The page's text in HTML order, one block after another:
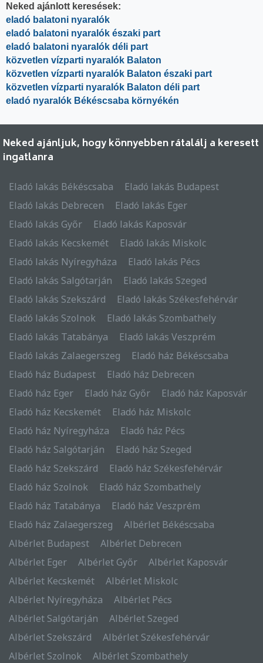
Neked ajánlott keresések:
eladó balatoni nyaralók
eladó balatoni nyaralók északi part
eladó balatoni nyaralók déli part
közvetlen vízparti nyaralók Balaton
közvetlen vízparti nyaralók Balaton északi part
közvetlen vízparti nyaralók Balaton déli part
eladó nyaralók Békéscsaba környékén
Neked ajánljuk, hogy könnyebben rátalálj a keresett
ingatlanra
Eladó lakás Békéscsaba
Eladó lakás Budapest
Eladó lakás Debrecen
Eladó lakás Eger
Eladó lakás Győr
Eladó lakás Kaposvár
Eladó lakás Kecskemét
Eladó lakás Miskolc
Eladó lakás Nyíregyháza
Eladó lakás Pécs
Eladó lakás Salgótarján
Eladó lakás Szeged
Eladó lakás Szekszárd
Eladó lakás Székesfehérvár
Eladó lakás Szolnok
Eladó lakás Szombathely
Eladó lakás Tatabánya
Eladó lakás Veszprém
Eladó lakás Zalaegerszeg
Eladó ház Békéscsaba
Eladó ház Budapest
Eladó ház Debrecen
Eladó ház Eger
Eladó ház Győr
Eladó ház Kaposvár
Eladó ház Kecskemét
Eladó ház Miskolc
Eladó ház Nyíregyháza
Eladó ház Pécs
Eladó ház Salgótarján
Eladó ház Szeged
Eladó ház Szekszárd
Eladó ház Székesfehérvár
Eladó ház Szolnok
Eladó ház Szombathely
Eladó ház Tatabánya
Eladó ház Veszprém
Eladó ház Zalaegerszeg
Albérlet Békéscsaba
Albérlet Budapest
Albérlet Debrecen
Albérlet Eger
Albérlet Győr
Albérlet Kaposvár
Albérlet Kecskemét
Albérlet Miskolc
Albérlet Nyíregyháza
Albérlet Pécs
Albérlet Salgótarján
Albérlet Szeged
Albérlet Szekszárd
Albérlet Székesfehérvár
Albérlet Szolnok
Albérlet Szombathely